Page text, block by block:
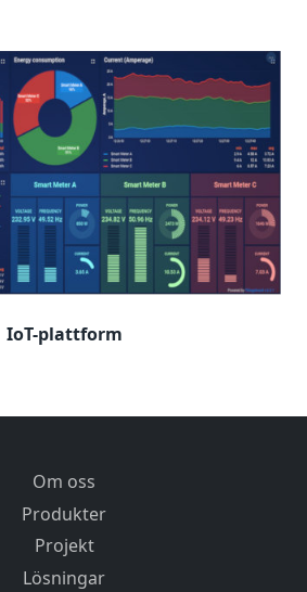
IoT-plattform
Om oss
Produkter
Projekt
Lösningar